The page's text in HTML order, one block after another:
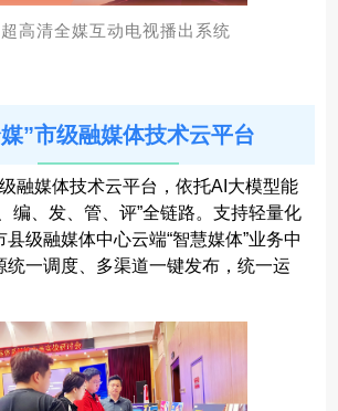
高清全媒互动电视播出系统
”市级融媒体技术云平台
融媒体技术云平台，依托AI大模型能
编、发、管、评”全链路。支持轻量化
级融媒体中心云端“智慧媒体”业务中
统一调度、多渠道一键发布，统一运